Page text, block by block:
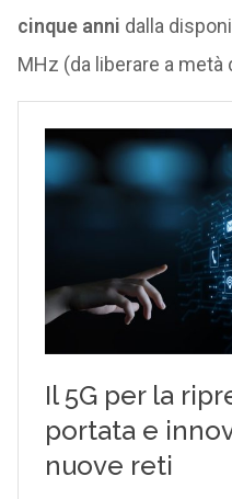
cinque anni dalla
MHz (da liberare a metà